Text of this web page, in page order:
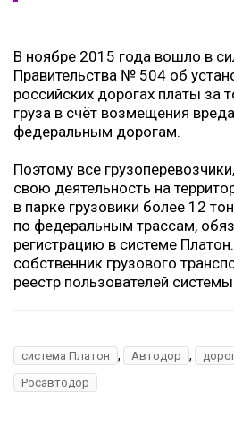
В ноябре 2015 года вошло в
Правительства № 504 об
российских дорогах платы за
груза в счёт возмещения
федеральным дорогам.
Поэтому все
свою деятельность на
в парке грузовики более 12
по федеральным трассам,
регистрацию в системе
собственник грузового
реестр пользователей
система Платон , Автодор ,
Росавтодор